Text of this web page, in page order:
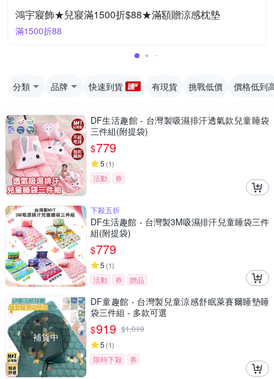
鴻宇寢飾★兒寢滿1500折$88★滿額贈涼感枕墊
滿1500折88
分類 品牌 快速到貨 有現貨 挑戰低價 價格低到
DF生活趣館 - 台灣製吸濕排汗透氣款兒童睡袋
三件組(附提袋)
$779
5 (1)
活動 券
下殺五折
DF生活趣館 - 台灣製3M吸濕排汗兒童睡袋三件
組(附提袋)
$779
5 (1)
活動 券 贈品
補貨中
DF童趣館 - 台灣製兒童涼感舒眠萊賽爾睡墊睡
袋三件組 - 多款可選
$919 $1,019
5 (1)
限時下殺 券